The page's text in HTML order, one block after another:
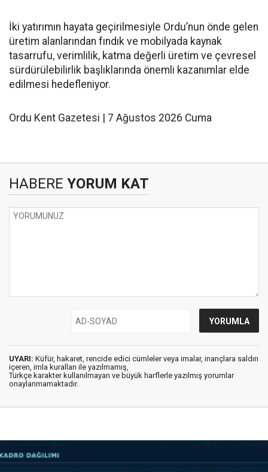
İki yatırımın hayata geçirilmesiyle Ordu’nun önde gelen
üretim alanlarından fındık ve mobilyada kaynak
tasarrufu, verimlilik, katma değerli üretim ve çevresel
sürdürülebilirlik başlıklarında önemli kazanımlar elde
edilmesi hedefleniyor.
Ordu Kent Gazetesi | 7 Ağustos 2026 Cuma
HABERE YORUM KAT
UYARI: Küfür, hakaret, rencide edici cümleler veya imalar, inançlara saldırı
içeren, imla kuralları ile yazılmamış,
Türkçe karakter kullanılmayan ve büyük harflerle yazılmış yorumlar
onaylanmamaktadır.